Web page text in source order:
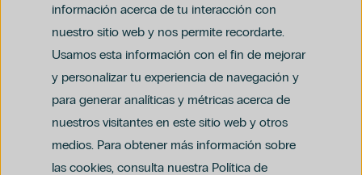
información acerca de tu interacción con
nuestro sitio web y nos permite recordarte.
Usamos esta información con el fin de mejorar
y personalizar tu experiencia de navegación y
para generar analíticas y métricas acerca de
nuestros visitantes en este sitio web y otros
medios. Para obtener más información sobre
las cookies, consulta nuestra Política de
Política de privacidad y protección de datos
Política del canal ético (PDF)
Política de compliance penal (PDF)